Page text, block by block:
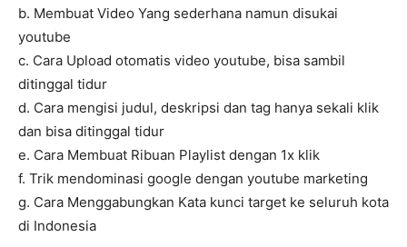
b. Membuat Video Yang sederhana namun disukai
youtube
c. Cara Upload otomatis video youtube, bisa sambil
ditinggal tidur
d. Cara mengisi judul, deskripsi dan tag hanya sekali klik
dan bisa ditinggal tidur
e. Cara Membuat Ribuan Playlist dengan 1x klik
f. Trik mendominasi google dengan youtube marketing
g. Cara Menggabungkan Kata kunci target ke seluruh kota
di Indonesia